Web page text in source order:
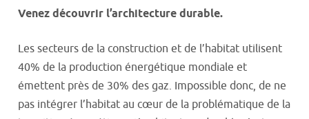
Venez découvrir l’architecture durable.
Les secteurs de la construction et de l’habitat utilisent
40% de la production énergétique mondiale et
émettent près de 30% des gaz. Impossible donc, de ne
pas intégrer l’habitat au cœur de la problématique de la